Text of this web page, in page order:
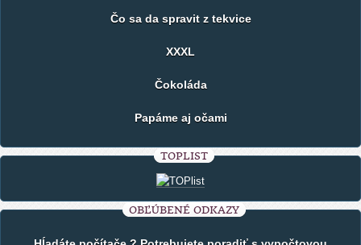
Čo sa da spravit z tekvice
XXXL
Čokoláda
Papáme aj očami
TOPLIST
OBĽÚBENÉ ODKAZY